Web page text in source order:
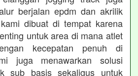
berjalan epdm dan akrilik
dibuat di tempat karena
untuk area di mana atlet
kecepatan penuh di
juga menawarkan solusi
sub basis sekaligus untuk